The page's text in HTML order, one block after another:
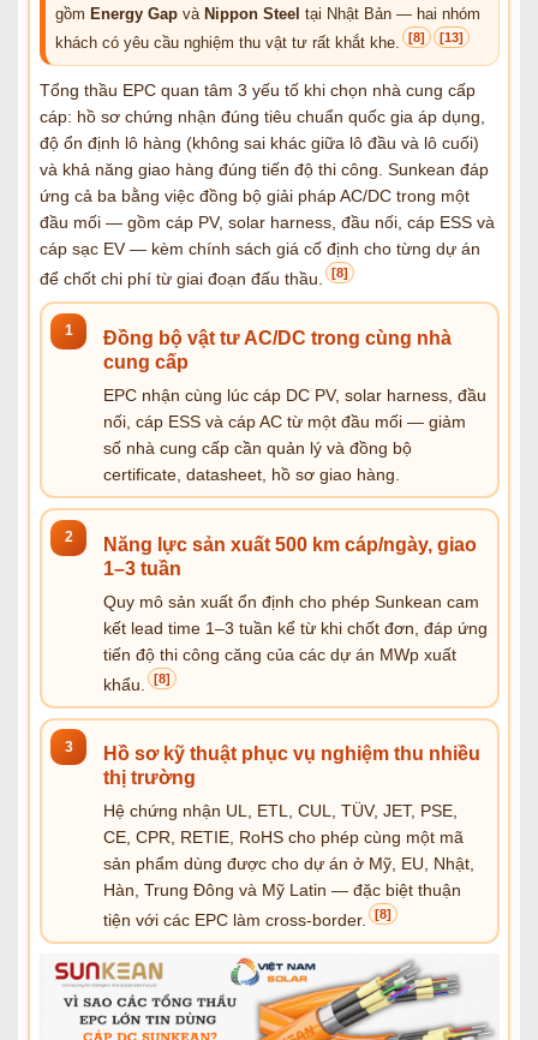
gồm Energy Gapvà Nippon Steel tại Nhật Bản — hai nhóm
khách có yêu cầu nghiệm thu vật tư rất khắt khe.
[8] [13]
Tổng thầu EPC quan tâm 3 yếu tố khi chọn nhà cung cấp
cáp: hồ sơ chứng nhận đúng tiêu chuẩn quốc gia áp dụng,
độ ổn định lô hàng (không sai khác giữa lô đầu và lô cuối)
và khả năng giao hàng đúng tiến độ thi công. Sunkean đáp
ứng cả ba bằng việc đồng bộ giải pháp AC/DC trong một
đầu mối — gồm cáp PV, solar harness, đầu nối, cáp ESS và
cáp sạc EV — kèm chính sách giá cố định cho từng dự án
để chốt chi phí từ giai đoạn đấu thầu.
[8]
1
Đồng bộ vật tư AC/DC trong cùng nhà
cung cấp
EPC nhận cùng lúc cáp DC PV, solar harness, đầu
nối, cáp ESS và cáp AC từ một đầu mối — giảm
số nhà cung cấp cần quản lý và đồng bộ
certificate, datasheet, hồ sơ giao hàng.
2
Năng lực sản xuất 500 km cáp/ngày, giao
1–3 tuần
Quy mô sản xuất ổn định cho phép Sunkean cam
kết lead time 1–3 tuần kể từ khi chốt đơn, đáp ứng
tiến độ thi công căng của các dự án MWp xuất
khẩu.
[8]
3
Hồ sơ kỹ thuật phục vụ nghiệm thu nhiều
thị trường
Hệ chứng nhận UL, ETL, CUL, TÜV, JET, PSE,
CE, CPR, RETIE, RoHS cho phép cùng một mã
sản phẩm dùng được cho dự án ở Mỹ, EU, Nhật,
Hàn, Trung Đông và Mỹ Latin — đặc biệt thuận
tiện với các EPC làm cross-border.
[8]